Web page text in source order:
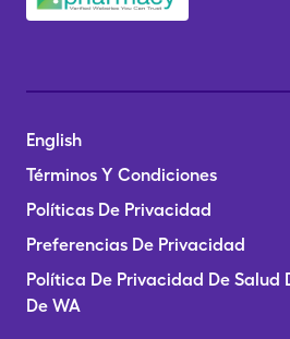
English
Términos Y Condiciones
Políticas De Privacidad
Preferencias De Privacidad
Política De Privacidad De Salud
De WA